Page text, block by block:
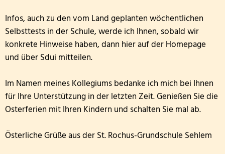
Infos, auch zu den vom Land geplanten wöchentlichen
Selbsttests in der Schule, werde ich Ihnen, sobald wir
konkrete Hinweise haben, dann hier auf der Homepage
und über Sdui mitteilen.
Im Namen meines Kollegiums bedanke ich mich bei Ihnen
für Ihre Unterstützung in der letzten Zeit. Genießen Sie die
Osterferien mit Ihren Kindern und schalten Sie mal ab.
Österliche Grüße aus der St. Rochus-Grundschule Sehlem